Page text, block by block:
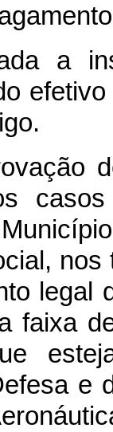
a
legal
faixa
e